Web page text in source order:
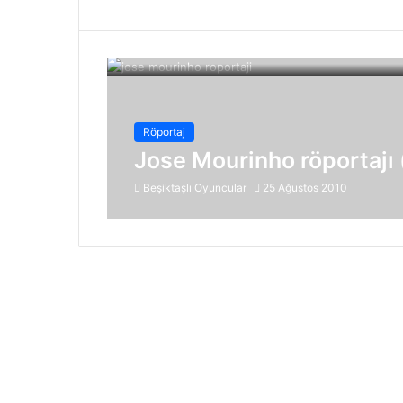
Röportaj
Jose Mourinho röportajı
Beşiktaşlı Oyuncular 25 Ağustos 2010